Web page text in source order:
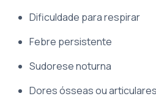
Dificuldade para respirar
Febre persistente
Sudorese noturna
Dores ósseas ou articulares